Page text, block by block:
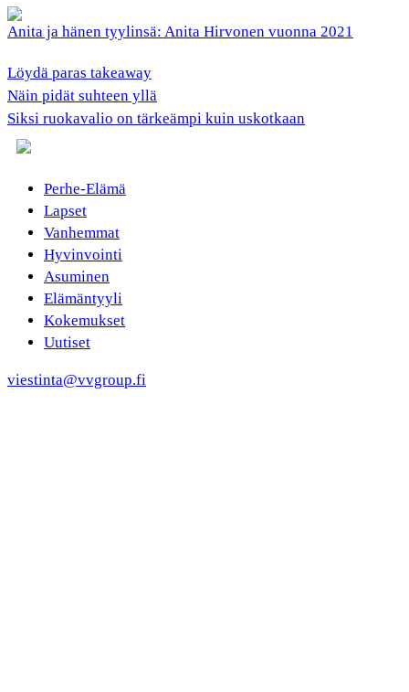
Anita ja hänen tyylinsä: Anita Hirvonen vuonna 2021
Löydä paras takeaway
Näin pidät suhteen yllä
Siksi ruokavalio on tärkeämpi kuin uskotkaan
Perhe-Elämä
Lapset
Vanhemmat
Hyvinvointi
Asuminen
Elämäntyyli
Kokemukset
Uutiset
viestinta@vvgroup.fi